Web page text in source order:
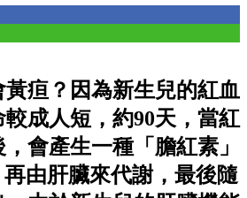
疸？因為新生兒的紅血
成人短，約90天，當紅
會產生一種「膽紅素」
由肝臟來代謝，最後隨